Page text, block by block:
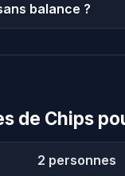
balance ?
de Chips
2 personnes